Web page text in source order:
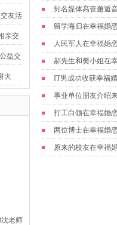
知名媒体高管邂逅
留学海归在幸福婚
人民军人在幸福婚
郝先生和樊小姐在
IT男成功收获幸福
事业单位朋友介绍
打工白领在幸福婚
两位博士在幸福婚
原来的校友在幸福
友活
亲交
益交
大
沈老师